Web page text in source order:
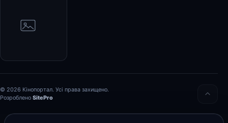
© 2026 Кінопортал. Усі права захищено.
Розроблено SitePro